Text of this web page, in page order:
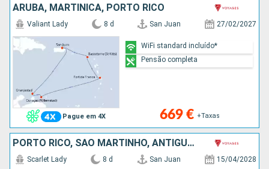
ARUBA, MARTINICA, PORTO RICO
Pague em 4X
Valiant Lady 8 d San Juan 27/02/2027
669 € +Taxas
WiFi standard incluído*
Pensão completa
PORTO RICO, SÃO MARTINHO, ANTÍGUA E BARBUDA, SÃO CRISTÓVÃO E NEVES, SANTA LÚCIA, SÃO TOMÁS
Scarlet Lady 8 d San Juan 15/04/2028